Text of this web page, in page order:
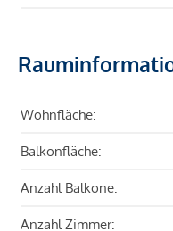
Wohnfläche:
Balkonfläche:
Anzahl Balkone:
Anzahl Zimmer: